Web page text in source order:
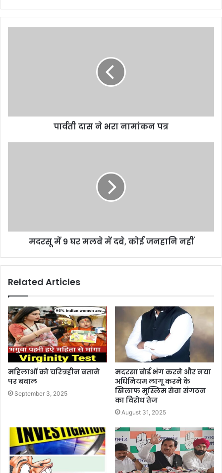
पार्वती दास ने भरा नामांकन पत्र
मदरसू में 9 घर मलबे में दबे, कोई जनहानि नहीं
Related Articles
महिलाओं को चरित्रहीन बताने
पर बवाल
September 3, 2025
मदरसा बोर्ड भंग करने और नया
अधिनियम लागू करने के
खिलाफ मुस्लिम सेवा संगठन
का विरोध तेज
August 31, 2025